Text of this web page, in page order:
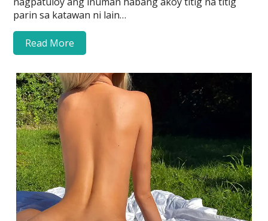
parin sa katawan ni lain…
Read More